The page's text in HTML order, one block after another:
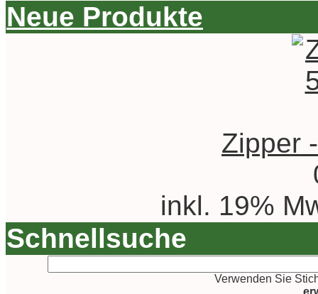
Neue Produkte
Zipper
inkl. 19%
Schnellsuche
Verwenden Sie